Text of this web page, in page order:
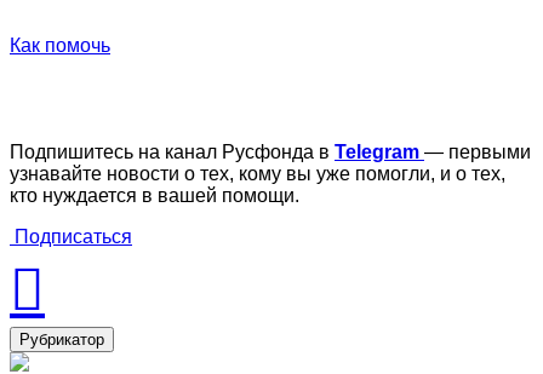
Как помочь
Подпишитесь на канал Русфонда в Telegram — первыми
узнавайте новости о тех, кому вы уже помогли, и о тех,
кто нуждается в вашей помощи.
Подписаться
Рубрикатор